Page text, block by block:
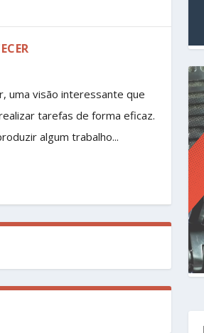
uma visão interessante que
tarefas de forma eficaz.
algum trabalho...